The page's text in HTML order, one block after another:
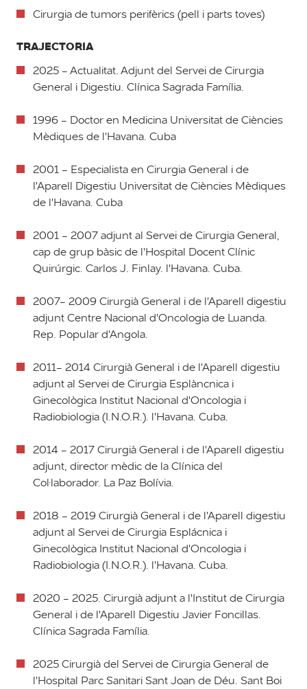
Cirurgia de tumors perifèrics (pell i parts toves)
TRAJECTORIA
2025 - Actualitat. Adjunt del Servei de Cirurgia
General i Digestiu. Clínica Sagrada Família.
1996 - Doctor en Medicina Universitat de Ciències
Mèdiques de l'Havana. Cuba
2001 - Especialista en Cirurgia General i de
l'Aparell Digestiu Universitat de Ciències Mèdiques
de l'Havana. Cuba
2001 - 2007 adjunt al Servei de Cirurgia General,
cap de grup bàsic de l'Hospital Docent Clínic
Quirúrgic. Carlos J. Finlay. l'Havana. Cuba.
2007- 2009 Cirurgià General i de l'Aparell digestiu
adjunt Centre Nacional d'Oncologia de Luanda.
Rep. Popular d'Angola.
2011- 2014 Cirurgià General i de l'Aparell digestiu
adjunt al Servei de Cirurgia Esplàncnica i
Ginecològica Institut Nacional d'Oncologia i
Radiobiologia (I.N.O.R.). l'Havana. Cuba.
2014 - 2017 Cirurgià General i de l'Aparell digestiu
adjunt, director mèdic de la Clínica del
Col·laborador. La Paz Bolívia.
2018 - 2019 Cirurgià General i de l'Aparell digestiu
adjunt al Servei de Cirurgia Esplácnica i
Ginecològica Institut Nacional d'Oncologia i
Radiobiologia (I.N.O.R.). l'Havana. Cuba.
2020 - 2025. Cirurgià adjunt a l'Institut de Cirurgia
General i de l'Aparell Digestiu Javier Foncillas.
Clínica Sagrada Família.
2025 Cirurgià del Servei de Cirurgia General de
l'Hospital Parc Sanitari Sant Joan de Déu. Sant Boi